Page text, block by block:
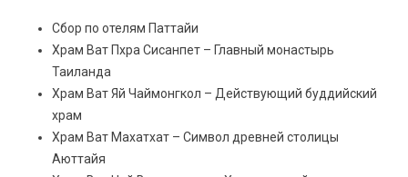
Сбор по отелям Паттайи
Храм Ват Пхра Сисанпет – Главный монастырь
Таиланда
Храм Ват Яй Чаймонгкол – Действующий буддийский
храм
Храм Ват Махатхат – Символ древней столицы
Аюттайя